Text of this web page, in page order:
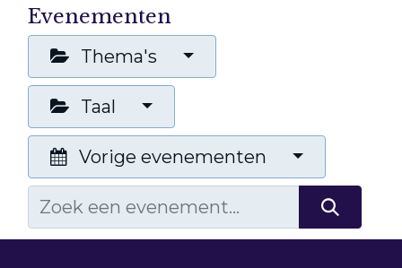
Evenementen
Thema's
Taal
Vorige evenementen